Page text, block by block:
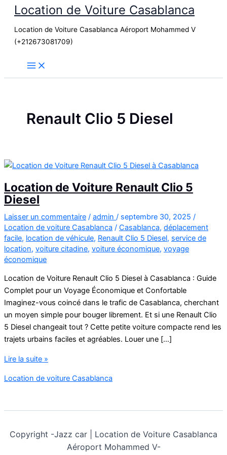
contenu
Location de Voiture Casablanca
Location de Voiture Casablanca Aéroport Mohammed V
(+212673081709)
Renault Clio 5 Diesel
Location de Voiture Renault Clio 5
Diesel
Laisser un commentaire / admin / septembre 30, 2025 /
Location de voiture Casablanca / Casablanca, déplacement
facile, location de véhicule, Renault Clio 5 Diesel, service de
location, voiture citadine, voiture économique, voyage
économique
Location de Voiture Renault Clio 5 Diesel à Casablanca : Guide
Complet pour un Voyage Économique et Confortable
Imaginez-vous coincé dans le trafic de Casablanca, cherchant
un moyen simple pour bouger librement. Et si une Renault Clio
5 Diesel changeait tout ? Cette petite voiture compacte rend les
trajets urbains faciles et agréables. Louer une […]
Location
Voiture
Diesel
Lire la suite »
Location de voiture Casablanca
Copyright -Jazz car | Location de Voiture Casablanca
Aéroport Mohammed V-